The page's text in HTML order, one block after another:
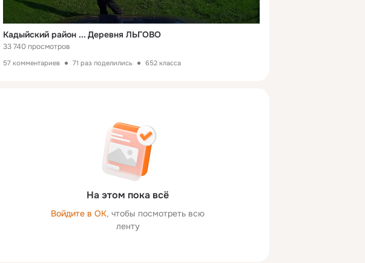
Кадыйский район ... Деревня ЛЬГОВО
33 740 просмотров
57 комментариев 71 раз поделились 652 класса
На этом пока всё
Войдите в ОК, чтобы посмотреть всю
ленту